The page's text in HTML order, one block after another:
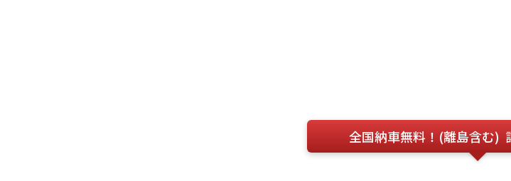
全国納車無料！(離島含む)